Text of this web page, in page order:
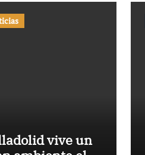
vive un